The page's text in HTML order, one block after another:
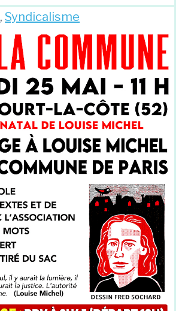
,Syndicalisme